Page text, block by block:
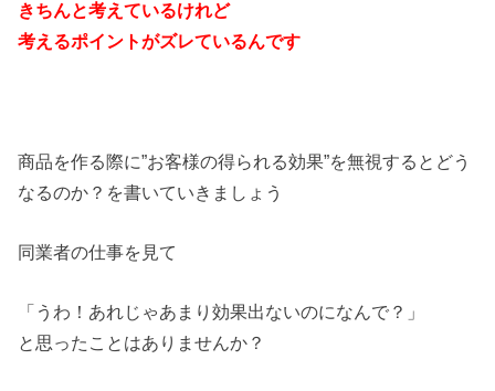
きちんと考えているけれど
考えるポイントがズレているんです
商品を作る際に”お客様の得られる効果”を無視するとどう
なるのか？を書いていきましょう
同業者の仕事を見て
「うわ！あれじゃあまり効果出ないのになんで？」
と思ったことはありませんか？